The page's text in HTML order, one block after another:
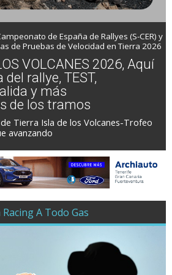
de España de Rallyes (S-CER) y
de Pruebas de Velocidad en Tierra 2026
VOLCANES 2026, Aquí
rallye, TEST,
y más
de los tramos
Tierra Isla de los Volcanes-Trofeo
avanzando
A Todo Gas